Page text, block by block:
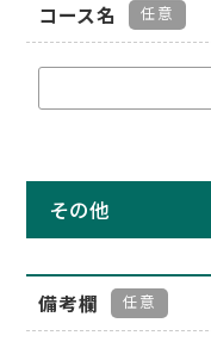
コース名 任意
その他
備考欄 任意